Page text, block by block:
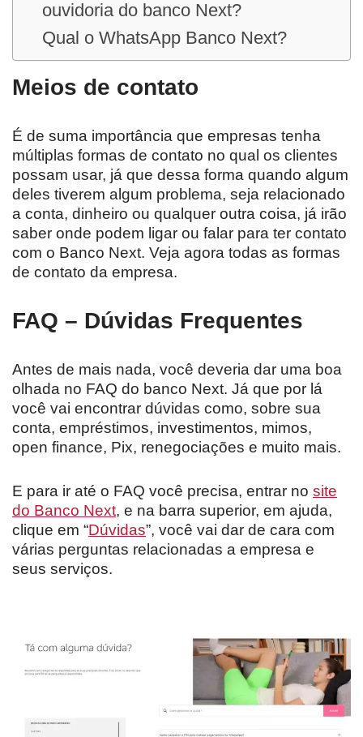
ouvidoria do banco Next?
Qual o WhatsApp Banco Next?
Meios de contato
É de suma importância que empresas tenha
múltiplas formas de contato no qual os clientes
possam usar, já que dessa forma quando algum
deles tiverem algum problema, seja relacionado
a conta, dinheiro ou qualquer outra coisa, já irão
saber onde podem ligar ou falar para ter contato
com o Banco Next. Veja agora todas as formas
de contato da empresa.
FAQ – Dúvidas Frequentes
Antes de mais nada, você deveria dar uma boa
olhada no FAQ do banco Next. Já que por lá
você vai encontrar dúvidas como, sobre sua
conta, empréstimos, investimentos, mimos,
open finance, Pix, renegociações e muito mais.
E para ir até o FAQ você precisa, entrar no site
do Banco Next, e na barra superior, em ajuda,
clique em “Dúvidas”, você vai dar de cara com
várias perguntas relacionadas a empresa e
seus serviços.